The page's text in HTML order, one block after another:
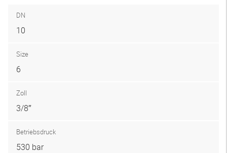
DN
10
Size
6
Zoll
3/8″
Betriebsdruck
530 bar